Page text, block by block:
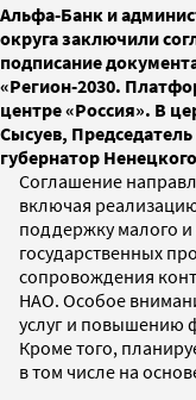
Альфа-Банк и
округа заключили
подписание
«Регион-2030.
центре «Россия». В
Сысуев,
губернатор
Соглашение
включая
поддержку малого и
государственных
сопровождения
НАО. Особое
услуг и повышению
Кроме того,
в том числе на